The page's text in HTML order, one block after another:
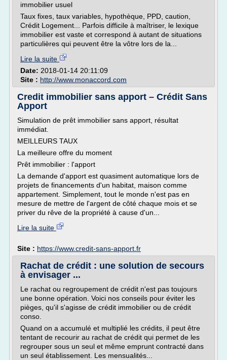
immobilier usuel
Taux fixes, taux variables, hypothèque, PPD, caution,
Crédit Logement... Parfois difficile à maîtriser, le lexique
immobilier est vaste et correspond à autant de situations
particulières qui peuvent être la vôtre lors de la...
Lire la suite
Date: 2018-01-14 20:11:09
Site : http://www.monaccord.com
Credit immobilier sans apport – Crédit Sans
Apport
Simulation de prêt immobilier sans apport, résultat
immédiat.
MEILLEURS TAUX
La meilleure offre du moment
Prêt immobilier : l'apport
La demande d'apport est quasiment automatique lors de
projets de financements d'un habitat, maison comme
appartement. Simplement, tout le monde n'est pas en
mesure de mettre de l'argent de côté chaque mois et se
priver du rêve de la propriété à cause d'un...
Lire la suite
Site : https://www.credit-sans-apport.fr
Rachat de crédit : une solution de secours
à envisager ...
Le rachat ou regroupement de crédit n'est pas toujours
une bonne opération. Voici nos conseils pour éviter les
pièges, qu'il s'agisse de crédit immobilier ou de crédit
conso.
Quand on a accumulé et multiplié les crédits, il peut être
tentant de recourir au rachat de crédit qui permet de les
regrouper sous un seul et même emprunt contracté dans
un seul établissement. Les mensualités...